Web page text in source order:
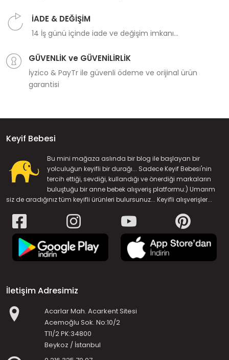
İADE & DEĞİŞİM
14 İş günü içinde iade ve değişim imkanı...
GÜVENLİK ve GÜVENİLİRLİK
İyzico & PayTr ile güvenli ödeme ve orijinal ürün
garantisi
Keyif Bebesi
Bu mini mağaza aslında bir blog ile başlayan bir
yolculuğun keyifli bir durağı... Sadece Keyif Bebesi'nin
tercih ettiği, sevdiği, kullandığı ve önerdiği markaların
buluştuğu bir anne bebek alışveriş platformu:) Umarım
siz de aradığınız tüm keyifli ürünleri bulursunuz... Keyifli alışverişler...
İletişim Adresimiz
Acarlar Mah. Acarkent Sitesi
Acemoğlu Sok. No:10/2
T11/2 PK:34800
Beykoz / İstanbul